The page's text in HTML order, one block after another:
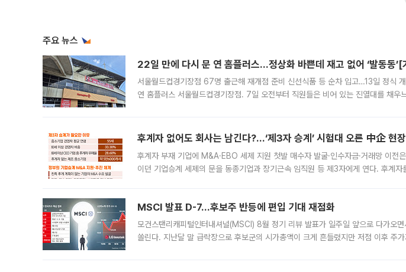
주요 뉴스
22일 만에 다시 문 연 홈플러스…정상화 바쁜데 재고 없어 ‘발동동’[
서울월드컵경기장점 67명 출근해 재개점 준비 신선식품 등 순차 입고…13일 정식
연 홈플러스 서울월드컵경기장점. 7일 오전부터 직원들은 비어 있는 진열대를 채우
후계자 없어도 회사는 남긴다?…‘제3자 승계’ 시험대 오른 中企 현
후계자 부재 기업에 M&A·EBO 세제 지원 첫발 매수자 발굴·인수자금·거래망 이전
이던 기업승계 세제의 문을 동종기업과 장기근속 임직원 등 제3자에게 연다. 후계자
MSCI 발표 D-7…후보주 반등에 편입 기대 재점화
모건스탠리캐피털인터내셔널(MSCI) 8월 정기 리뷰 발표가 일주일 앞으로 다가오면
쏠린다. 지난달 말 급락장으로 후보군의 시가총액이 크게 흔들렸지만 저점 이후 주